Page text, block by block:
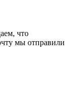
что
мы отправили